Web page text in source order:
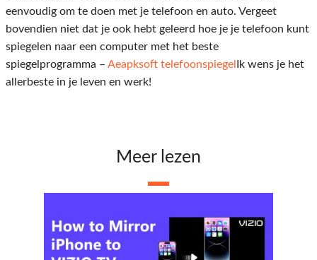
eenvoudig om te doen met je telefoon en auto. Vergeet
bovendien niet dat je ook hebt geleerd hoe je je telefoon kunt
spiegelen naar een computer met het beste
spiegelprogramma – Aeapksoft telefoonspiegel
Ik wens je het
allerbeste in je leven en werk!
Meer lezen